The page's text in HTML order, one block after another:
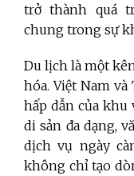
trở thành quá
chung trong sự
Du lịch là một
hóa. Việt Nam
hấp dẫn của khu
di sản đa dạng,
dịch vụ ngày
không chỉ tạo